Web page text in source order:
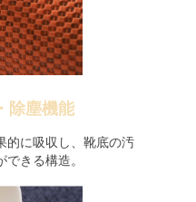
除塵機能
的に吸収し、靴底の汚
きる構造。